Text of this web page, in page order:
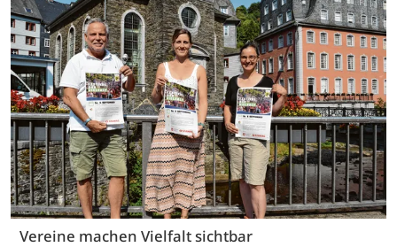
Vereine machen Vielfalt sichtbar